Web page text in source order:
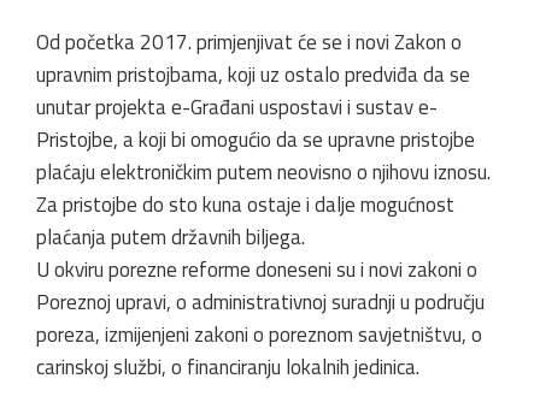
Od početka 2017. primjenjivat će se i novi Zakon o
upravnim pristojbama, koji uz ostalo predviđa da se
unutar projekta e-Građani uspostavi i sustav e-
Pristojbe, a koji bi omogućio da se upravne pristojbe
plaćaju elektroničkim putem neovisno o njihovu iznosu.
Za pristojbe do sto kuna ostaje i dalje mogućnost
plaćanja putem državnih biljega.
U okviru porezne reforme doneseni su i novi zakoni o
Poreznoj upravi, o administrativnoj suradnji u području
poreza, izmijenjeni zakoni o poreznom savjetništvu, o
carinskoj službi, o financiranju lokalnih jedinica.